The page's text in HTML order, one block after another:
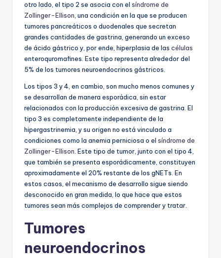
otro lado, el tipo 2 se asocia con el síndrome de
Zollinger-Ellison, una condición en la que se producen
tumores pancreáticos o duodenales que secretan
grandes cantidades de gastrina, generando un exceso
de ácido gástrico y, por ende, hiperplasia de las células
enteroquromafines. Este tipo representa alrededor del
5% de los tumores neuroendocrinos gástricos.
Los tipos 3 y 4, en cambio, son mucho menos comunes y
se desarrollan de manera esporádica, sin estar
relacionados con la producción excesiva de gastrina. El
tipo 3 es completamente independiente de la
hipergastrinemia, y su origen no está vinculado a
condiciones como la anemia perniciosa o el síndrome de
Zollinger-Ellison. Este tipo de tumor, junto con el tipo 4,
que también se presenta esporádicamente, constituyen
aproximadamente el 20% restante de los gNETs. En
estos casos, el mecanismo de desarrollo sigue siendo
desconocido en gran medida, lo que hace que estos
tumores sean más complejos de comprender y tratar.
Tumores
neuroendocrinos